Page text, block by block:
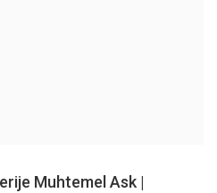
Muhtemel Ask |